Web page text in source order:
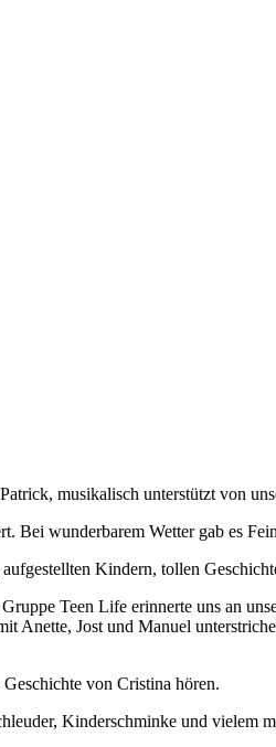
musikalisch unterstützt von
Bei wunderbarem Wetter gab es
Kindern, tollen
Teen Life erinnerte uns an
Anette, Jost und Manuel
von Cristina hören.
Kinderschminke und vielem